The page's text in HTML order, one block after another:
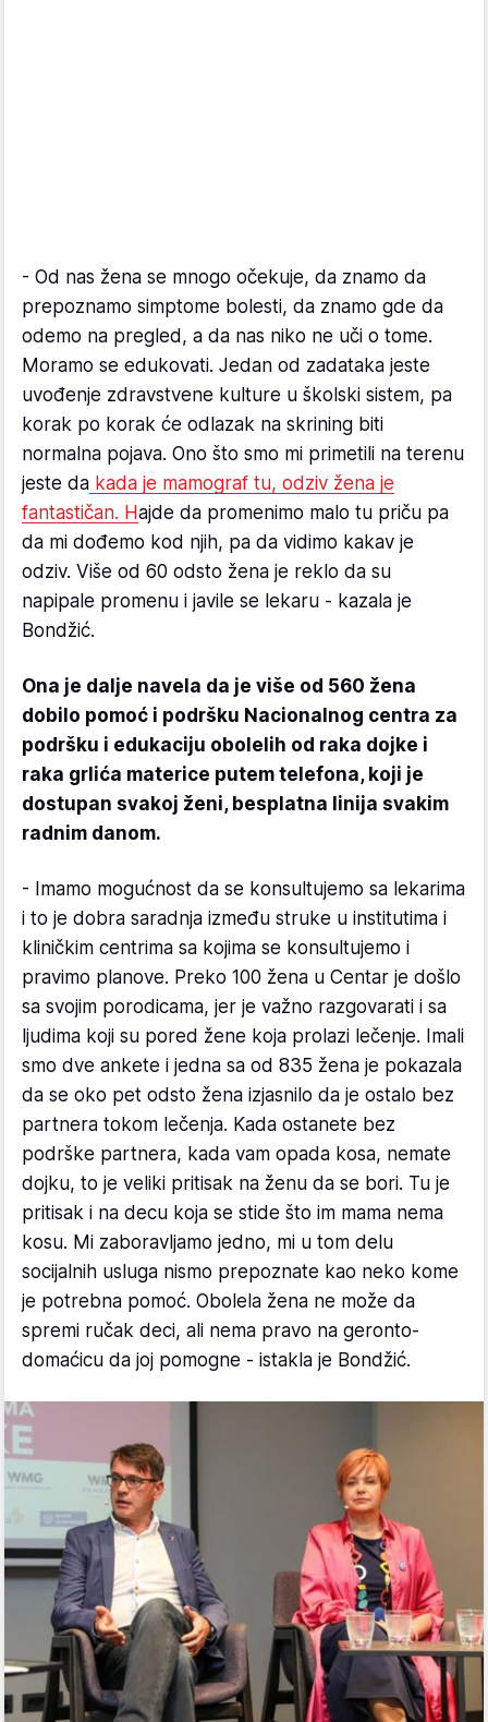
- Od nas žena se mnogo očekuje, da znamo da
prepoznamo simptome bolesti, da znamo gde da
odemo na pregled, a da nas niko ne uči o tome.
Moramo se edukovati. Jedan od zadataka jeste
uvođenje zdravstvene kulture u školski sistem, pa
korak po korak će odlazak na skrining biti
normalna pojava. Ono što smo mi primetili na terenu
jeste da kada je mamograf tu, odziv žena je
fantastičan. Hajde da promenimo malo tu priču pa
da mi dođemo kod njih, pa da vidimo kakav je
odziv. Više od 60 odsto žena je reklo da su
napipale promenu i javile se lekaru - kazala je
Bondžić.
Ona je dalje navela da je više od 560 žena
dobilo pomoć i podršku Nacionalnog centra za
podršku i edukaciju obolelih od raka dojke i
raka grlića materice putem telefona, koji je
dostupan svakoj ženi, besplatna linija svakim
radnim danom.
- Imamo mogućnost da se konsultujemo sa lekarima
i to je dobra saradnja između struke u institutima i
kliničkim centrima sa kojima se konsultujemo i
pravimo planove. Preko 100 žena u Centar je došlo
sa svojim porodicama, jer je važno razgovarati i sa
ljudima koji su pored žene koja prolazi lečenje. Imali
smo dve ankete i jedna sa od 835 žena je pokazala
da se oko pet odsto žena izjasnilo da je ostalo bez
partnera tokom lečenja. Kada ostanete bez
podrške partnera, kada vam opada kosa, nemate
dojku, to je veliki pritisak na ženu da se bori. Tu je
pritisak i na decu koja se stide što im mama nema
kosu. Mi zaboravljamo jedno, mi u tom delu
socijalnih usluga nismo prepoznate kao neko kome
je potrebna pomoć. Obolela žena ne može da
spremi ručak deci, ali nema pravo na geronto-
domaćicu da joj pomogne - istakla je Bondžić.